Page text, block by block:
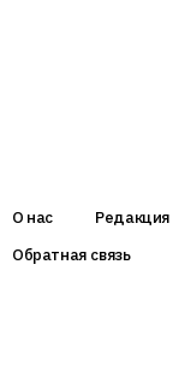
О нас Редакция
Обратная связь